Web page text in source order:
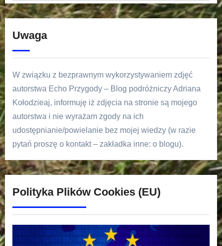
Uwaga
W związku z bezprawnym wykorzystywaniem zdjęć
autorstwa Echo Przygody – Blog podróżniczy Adriana
Kołodzieaj, informuję iż zdjęcia na stronie są mojego
autorstwa i nie wyrażam zgody na ich
udostępnianie/powielanie bez mojej wiedzy (w razie
pytań proszę o kontakt – zakładka inne: o blogu).
Polityka Plików Cookies (EU)